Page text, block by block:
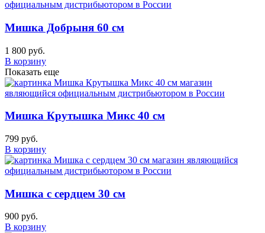
Мишка Добрыня 60 см
1 800 руб.
В корзину
Показать еще
Мишка Крутышка Микс 40 см
799 руб.
В корзину
Мишка с сердцем 30 см
900 руб.
В корзину